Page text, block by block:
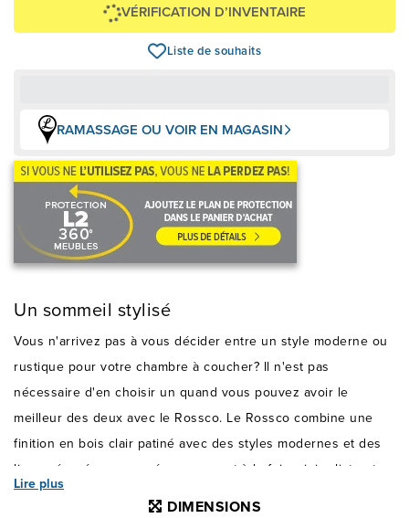
VÉRIFICATION D’INVENTAIRE
Liste de souhaits
RAMASSAGE OU VOIR EN MAGASIN
Un sommeil stylisé
Vous n'arrivez pas à vous décider entre un style moderne ou
rustique pour votre chambre à coucher? Il n'est pas
nécessaire d'en choisir un quand vous pouvez avoir le
meilleur des deux avec le Rossco. Le Rossco combine une
finition en bois clair patiné avec des styles modernes et des
lignes épurées pour créer un aspect à la fois minimaliste et
accueillant. Trouvez tout ce que vous recherchez dans une
Lire plus
DIMENSIONS